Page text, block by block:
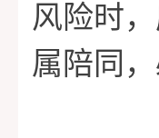
风险时
属陪同